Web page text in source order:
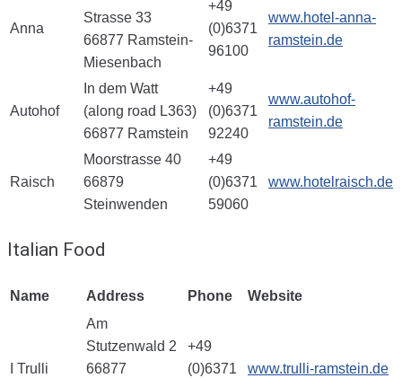
Anna
Strasse 33
66877 Ramstein-
Miesenbach
+49
(0)6371
96100
www.hotel-anna-
ramstein.de
Autohof
In dem Watt
(along road L363)
66877 Ramstein
+49
(0)6371
92240
www.autohof-
ramstein.de
Raisch
Moorstrasse 40
66879
Steinwenden
+49
(0)6371
59060
www.hotelraisch.de
Italian Food
Name Address Phone Website
I Trulli
Am
Stutzenwald 2
66877
+49
(0)6371
www.trulli-ramstein.de